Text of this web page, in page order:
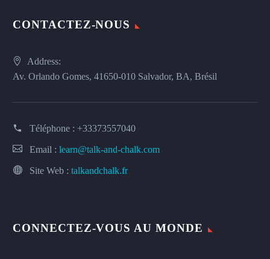
CONTACTEZ-NOUS
Address:
Av. Orlando Gomes, 41650-010 Salvador, BA, Brésil
Téléphone : +33373557040
Email : learn@talk-and-chalk.com
Site Web : talkandchalk.fr
CONNECTEZ-VOUS AU MONDE